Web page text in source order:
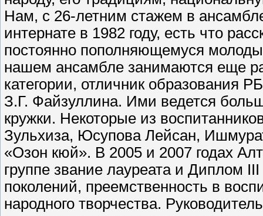
Нам, с 26-летним стажем в
интернате в 1982 году, есть что
постоянно пополняющемуся
нашем ансамбле занимаются еще
категории, отличник образования
З.Г. Файзуллина. Ими ведется
кружки. Некоторые из
Зульхиза, Юсупова Лейсан,
«Озон кюй». В 2005 и 2007 годах
группе звание лауреата и Диплом
поколений, преемственность в
народного творчества.